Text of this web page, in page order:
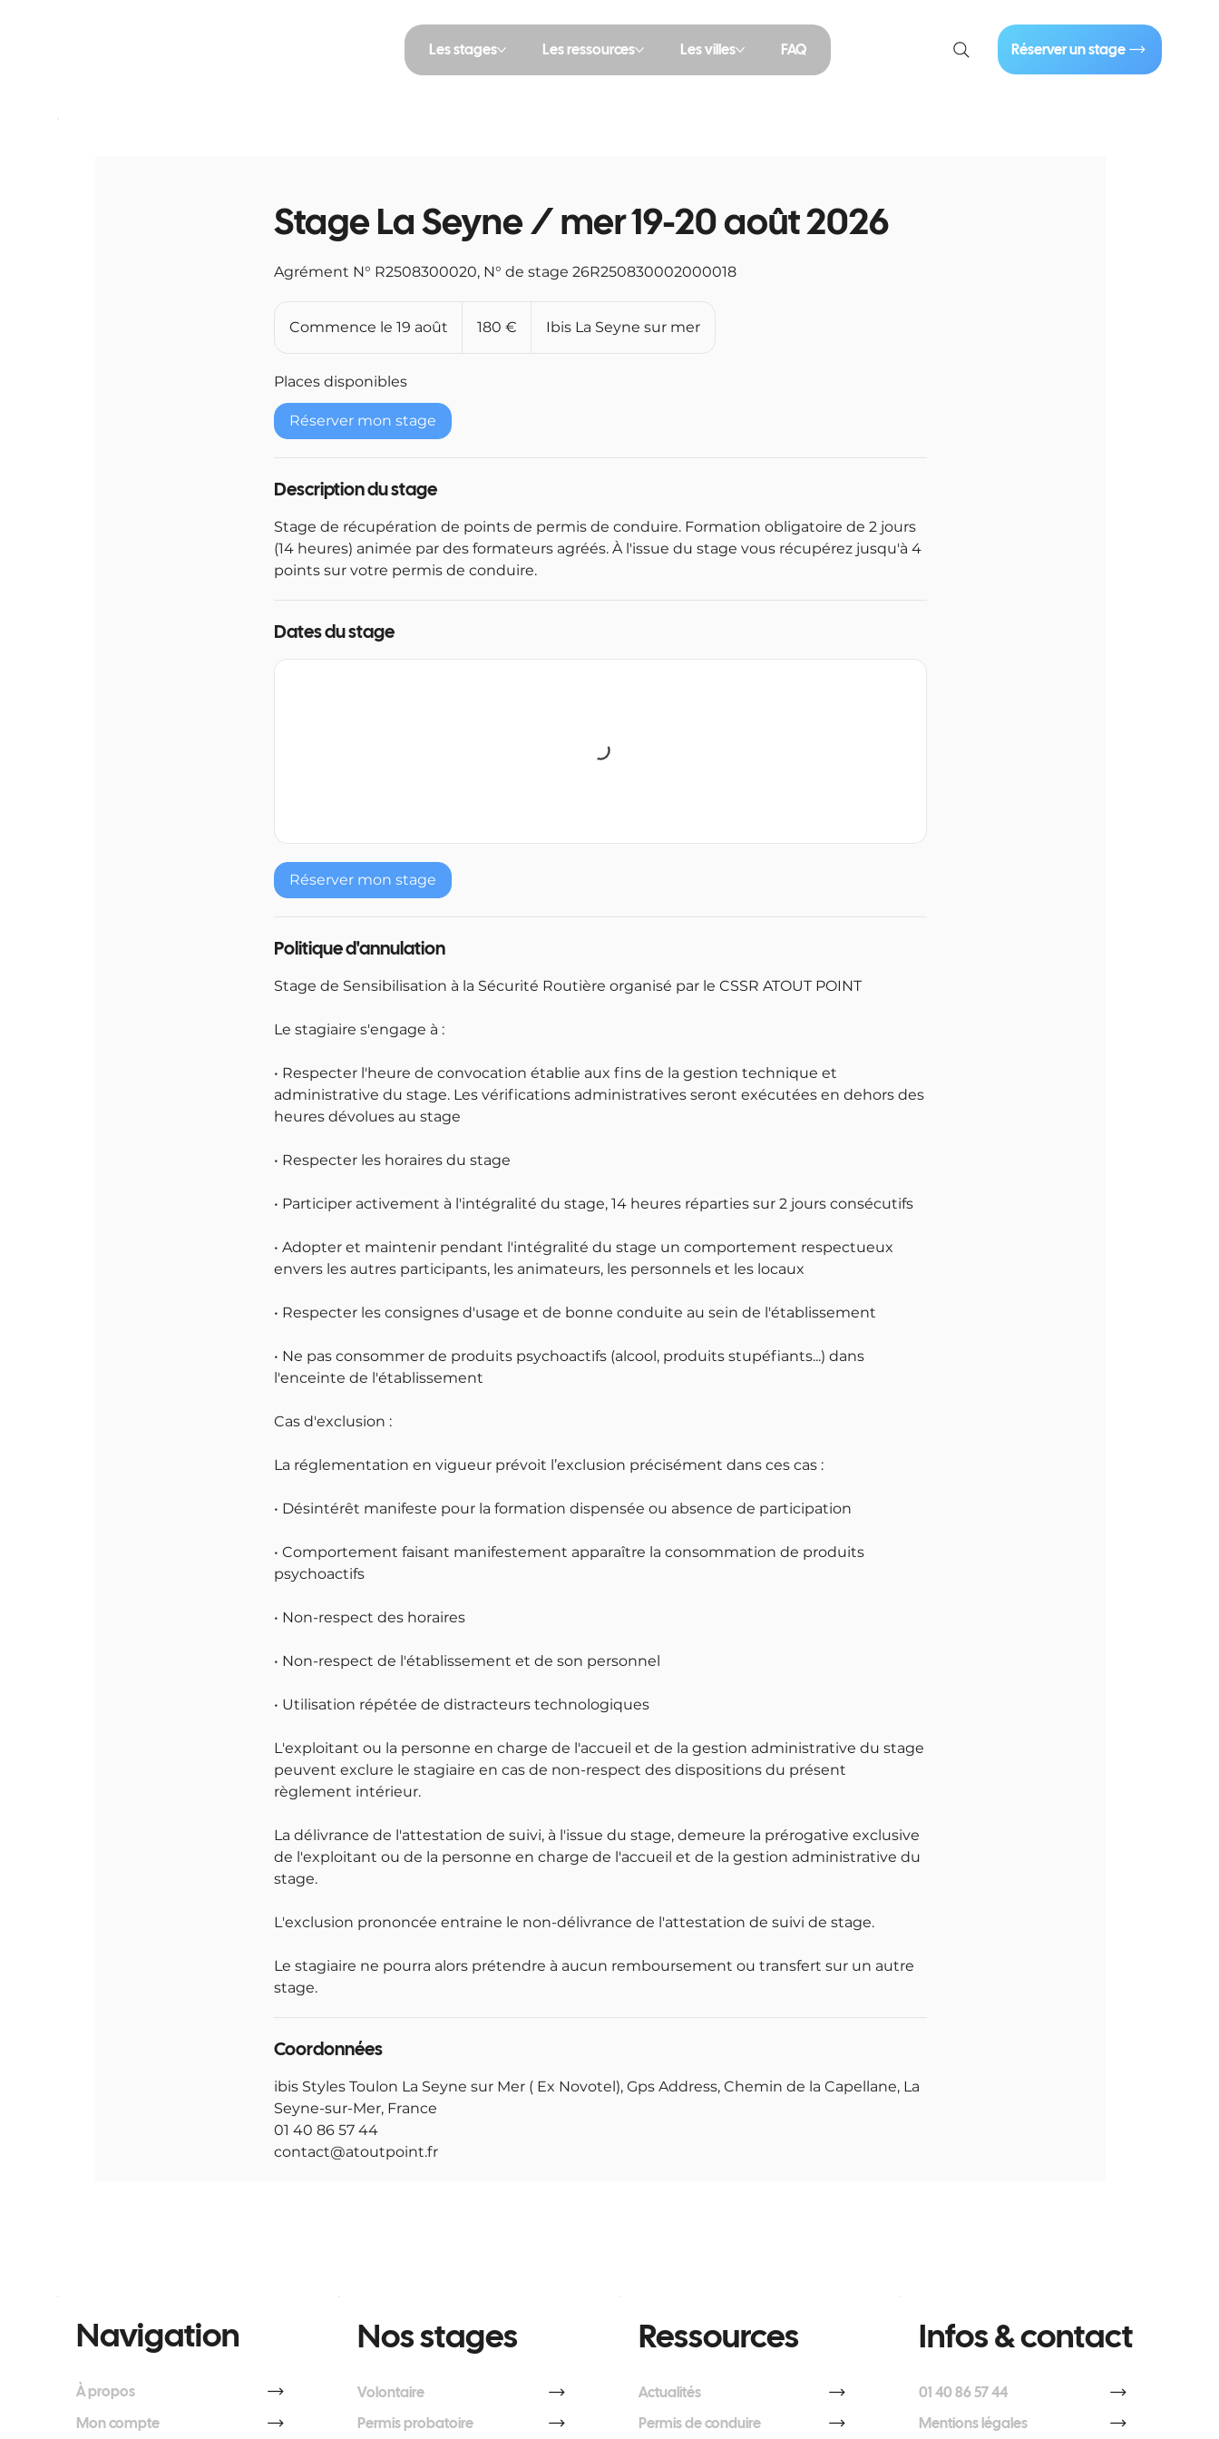
Les stages Les ressources Les villes FAQ Réserver un stage
Stage La Seyne / mer 19-20 août 2026
Agrément N° R2508300020, N° de stage 26R250830002000018
Commence le 19 août
e
n
e
1
9
180 € Ibis La Seyne sur mer
Places disponibles
Réserver mon stage
Description du stage
Stage de récupération de points de permis de conduire. Formation obligatoire de 2 jours
(14 heures) animée par des formateurs agréés. À l'issue du stage vous récupérez jusqu'à 4
points sur votre permis de conduire.
Dates du stage
Réserver mon stage
Politique d'annulation
Stage de Sensibilisation à la Sécurité Routière organisé par le CSSR ATOUT POINT
Le stagiaire s'engage à :
• Respecter l'heure de convocation établie aux fins de la gestion technique et
administrative du stage. Les vérifications administratives seront exécutées en dehors des
heures dévolues au stage
• Respecter les horaires du stage
• Participer activement à l'intégralité du stage, 14 heures réparties sur 2 jours consécutifs
• Adopter et maintenir pendant l'intégralité du stage un comportement respectueux
envers les autres participants, les animateurs, les personnels et les locaux
• Respecter les consignes d'usage et de bonne conduite au sein de l'établissement
• Ne pas consommer de produits psychoactifs (alcool, produits stupéfiants...) dans
l'enceinte de l'établissement
Cas d'exclusion :
La réglementation en vigueur prévoit l’exclusion précisément dans ces cas :
• Désintérêt manifeste pour la formation dispensée ou absence de participation
• Comportement faisant manifestement apparaître la consommation de produits
psychoactifs
• Non-respect des horaires
• Non-respect de l'établissement et de son personnel
• Utilisation répétée de distracteurs technologiques
L'exploitant ou la personne en charge de l'accueil et de la gestion administrative du stage
peuvent exclure le stagiaire en cas de non-respect des dispositions du présent
règlement intérieur.
La délivrance de l'attestation de suivi, à l'issue du stage, demeure la prérogative exclusive
de l'exploitant ou de la personne en charge de l'accueil et de la gestion administrative du
stage.
L'exclusion prononcée entraine le non-délivrance de l'attestation de suivi de stage.
Le stagiaire ne pourra alors prétendre à aucun remboursement ou transfert sur un autre
stage.
Coordonnées
ibis Styles Toulon La Seyne sur Mer ( Ex Novotel), Gps Address, Chemin de la Capellane, La
Seyne-sur-Mer, France
01 40 86 57 44
contact@atoutpoint.fr
Ressources
Actualités
Permis de conduire
Nos stages
Volontaire
Permis probatoire
Infos & contact
01 40 86 57 44
Mentions légales
Navigation
À propos
Mon compte